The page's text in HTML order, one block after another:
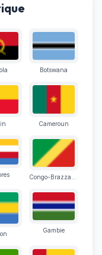
Botswana
Cameroun
Gambie